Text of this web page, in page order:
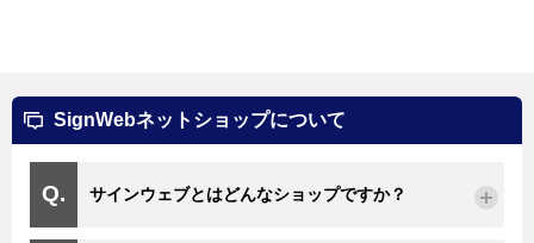
SignWebネットショップについて
サインウェブとはどんなショップですか？